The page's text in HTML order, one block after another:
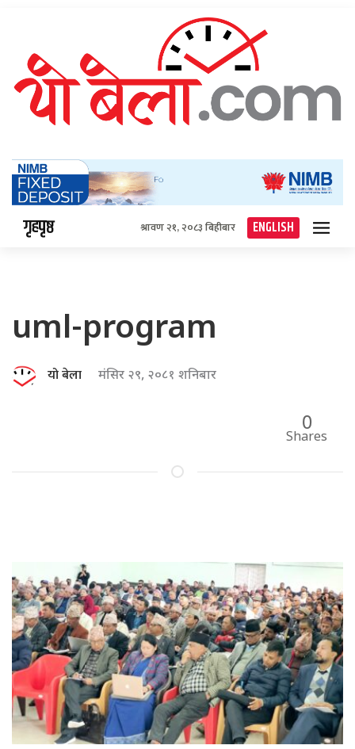
गृहपृष्ठ श्रावण २१, २०८३ बिहीबार ENGLISH
uml-program
यो बेला मंसिर २९, २०८१ शनिबार
0
Shares